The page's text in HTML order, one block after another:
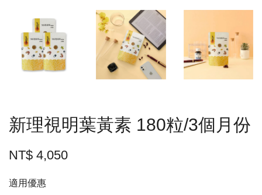
新理視明葉黃素 180粒/3個月份
NT$ 4,050
適用優惠